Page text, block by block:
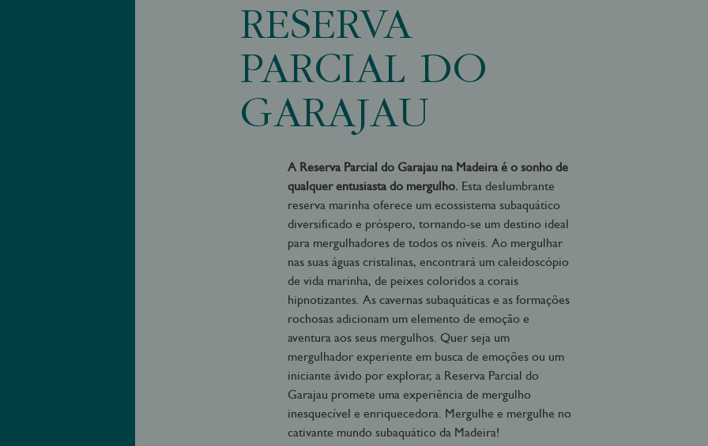
RESERVA
PARCIAL DO
GARAJAU
A Reserva Parcial do Garajau na Madeira é o sonho de
qualquer entusiasta do mergulho. Esta deslumbrante
reserva marinha oferece um ecossistema subaquático
diversificado e próspero, tornando-se um destino ideal
para mergulhadores de todos os níveis. Ao mergulhar
nas suas águas cristalinas, encontrará um caleidoscópio
de vida marinha, de peixes coloridos a corais
hipnotizantes. As cavernas subaquáticas e as formações
rochosas adicionam um elemento de emoção e
aventura aos seus mergulhos. Quer seja um
mergulhador experiente em busca de emoções ou um
iniciante ávido por explorar, a Reserva Parcial do
Garajau promete uma experiência de mergulho
inesquecível e enriquecedora. Mergulhe e mergulhe no
cativante mundo subaquático da Madeira!